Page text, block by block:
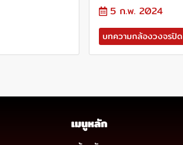
5 ก.พ. 2024
บทความกล้องวงจรปิด
เมนูหลัก